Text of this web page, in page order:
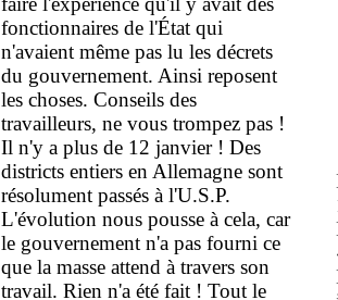
fonctionnaires de l'État qui
n'avaient même pas lu les décrets
du gouvernement. Ainsi reposent
les choses. Conseils des
travailleurs, ne vous trompezpas !
Il n'y a plus de 12 janvier ! Des
districts entiers en Allemagne sont
résolument passés à l'U.S.P.
L'évolution nous pousseà cela, car
le gouvernement n'a pas fourni ce
que la masse attend à travers son
travail. Rien n'a été fait ! Tout le